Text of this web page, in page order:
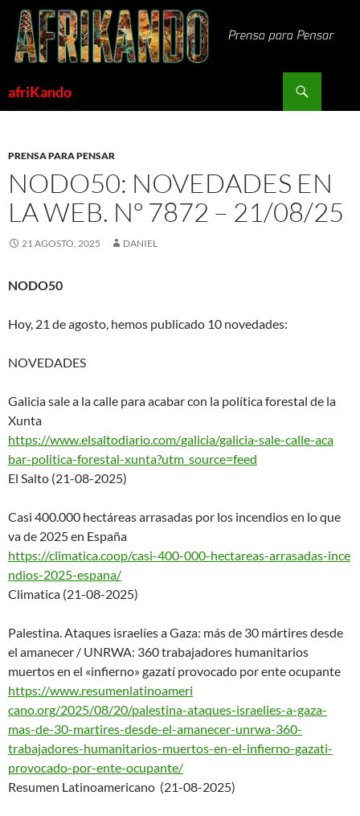
Saltar
contenido
afriKando
PRENSA PARA PENSAR
NODO50: NOVEDADES EN
LA WEB. Nº 7872 – 21/08/25
21 AGOSTO, 2025 DANIEL
NODO50
Hoy, 21 de agosto, hemos publicado 10 novedades:
NOVEDADES
Galicia sale a la calle para acabar con la política forestal de la
Xunta
https://www.elsaltodiario.com/galicia/galicia-sale-calle-aca
bar-politica-forestal-xunta?utm_source=feed
El Salto (21-08-2025)
Casi 400.000 hectáreas arrasadas por los incendios en lo que
va de 2025 en España
https://climatica.coop/casi-400-000-hectareas-arrasadas-ince
ndios-2025-espana/
Climatica (21-08-2025)
Palestina. Ataques israelíes a Gaza: más de 30 mártires desde
el amanecer / UNRWA: 360 trabajadores humanitarios
muertos en el «infierno» gazatí provocado por ente ocupante
https://www.resumenlatinoameri
cano.org/2025/08/20/palestina-ataques-israelies-a-gaza-
mas-de-30-martires-desde-el-amanecer-unrwa-360-
trabajadores-humanitarios-muertos-en-el-infierno-gazati-
provocado-por-ente-ocupante/
Resumen Latinoamericano (21-08-2025)